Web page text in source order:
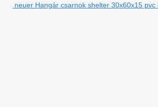
neuer Hangár csarnok shelter 30x60x15 pvc